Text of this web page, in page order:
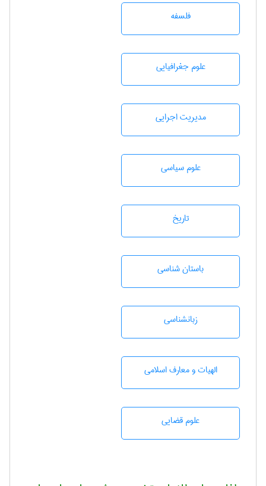
فلسفه
علوم جغرافيايی
مديريت اجرايی
علوم سياسی
تاريخ
باستان شناسی
زبانشناسی
الهیات و معارف اسلامی
علوم قضایی